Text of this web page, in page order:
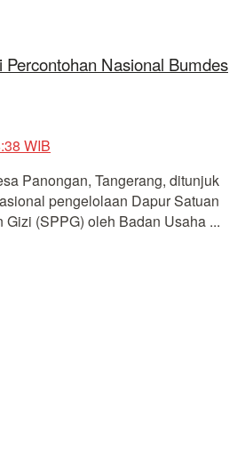
Percontohan Nasional Bumdes
WIB
Panongan, Tangerang, ditunjuk
pengelolaan Dapur Satuan
(SPPG) oleh Badan Usaha ...